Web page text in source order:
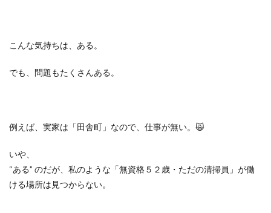
こんな気持ちは、ある。
でも、問題もたくさんある。
例えば、実家は「田舎町」なので、仕事が無い。 🙀
いや、
“ある” のだが、私のような「無資格５２歳・ただの清掃員」が働
ける場所は見つからない。